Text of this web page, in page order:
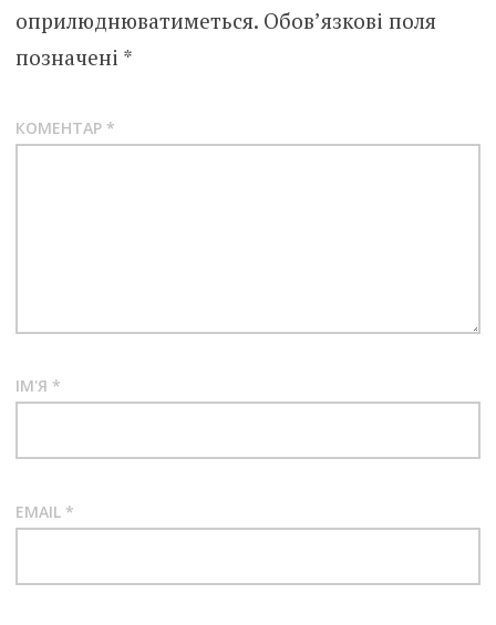
оприлюднюватиметься. Обов’язкові поля
позначені *
КОМЕНТАР *
ІМ'Я *
EMAIL *